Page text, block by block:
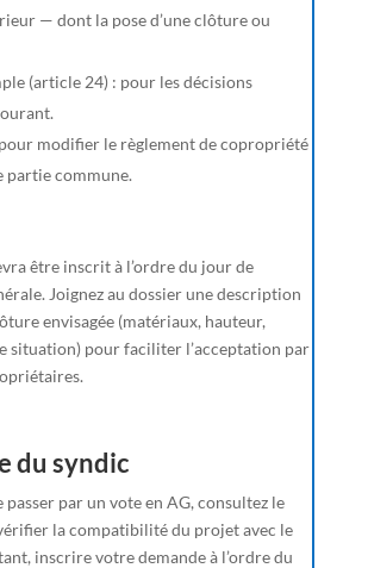
— dont la pose d’une clôture ou
(article 24) : pour les décisions
modifier le règlement de copropriété
partie commune.
être inscrit à l’ordre du jour de
Joignez au dossier une description
envisagée (matériaux, hauteur,
situation) pour faciliter l’acceptation par
du syndic
passer par un vote en AG, consultez le
la compatibilité du projet avec le
inscrire votre demande à l’ordre du